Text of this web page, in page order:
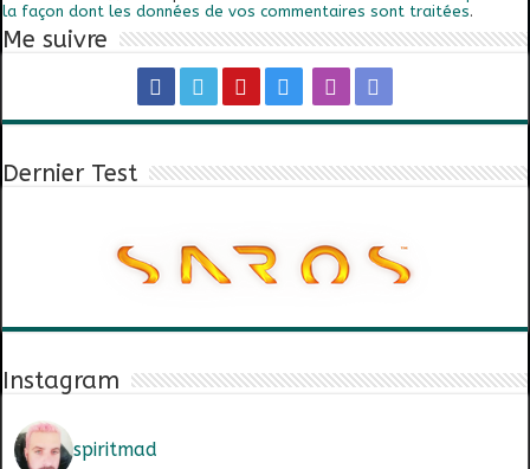
la façon dont les données de vos commentaires sont traitées.
Me suivre
Dernier Test
Instagram
spiritmad